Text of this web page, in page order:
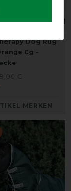
Dog Rug
0g -
€
MERKEN